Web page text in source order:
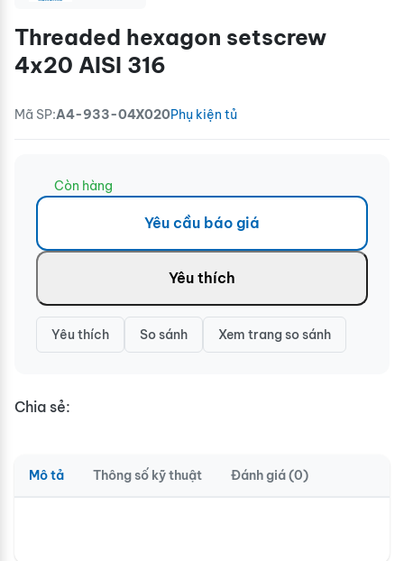
Threaded hexagon setscrew
4x20 AISI 316
Mã SP:A4-933-04X020Phụ kiện tủ
Còn hàng
Yêu cầu báo giá
Yêu thích
Yêu thích So sánh Xem trang so sánh
Chia sẻ:
Mô tả Thông số kỹ thuật Đánh giá (0)